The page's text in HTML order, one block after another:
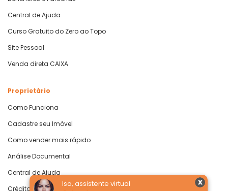
Isa, assistente virtual
Central de Ajuda
Curso Gratuito do Zero ao Topo
Site Pessoal
Venda direta CAIXA
Proprietário
Como Funciona
Cadastre seu Imóvel
Como vender mais rápido
Análise Documental
Central de Ajuda
Crédito com Garantia de Imóvel